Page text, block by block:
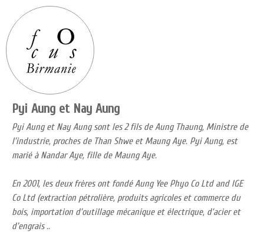
Pyi Aung et Nay Aung
Pyi Aung et Nay Aung sont les 2 fils de Aung Thaung, Ministre de
l’industrie, proches de Than Shwe et Maung Aye. Pyi Aung, est
marié à Nandar Aye, fille de Maung Aye.
En 2001, les deux frères ont fondé Aung Yee Phyo Co Ltd and IGE
Co Ltd (extraction pétrolière, produits agricoles et commerce du
bois, importation d’outillage mécanique et électrique, d’acier et
d’engrais ..